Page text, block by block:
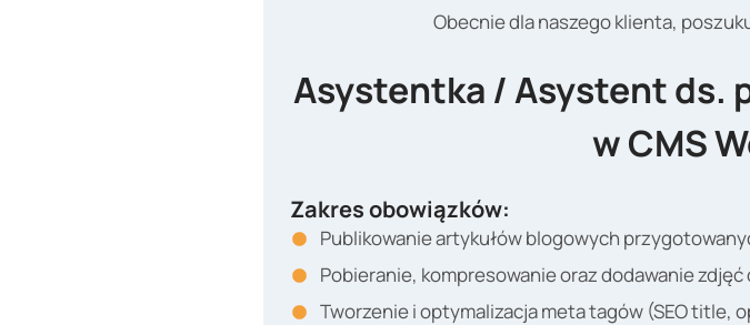
Obecnie dla naszego klienta,
Asystentka / Asystent ds.
w CMS
Zakres obowiązków:
Publikowanie artykułów blogowych
Pobieranie, kompresowanie oraz dodawanie zdjęć
Tworzenie i optymalizacja meta tagów (SEO title,